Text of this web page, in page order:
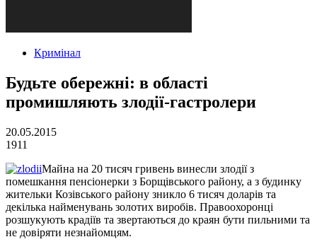
Кримінал
Будьте обережні: в області
промишляють злодії-гастролери
20.05.2015
1911
Майна на 20 тисяч гривень винесли злодії з
помешкання пенсіонерки з Борщівського району, а з будинку
жительки Козівського району зникло 6 тисяч доларів та
декілька найменувань золотих виробів. Правоохоронці
розшукують крадіїв та звертаються до краян бути пильними та
не довіряти незнайомцям.